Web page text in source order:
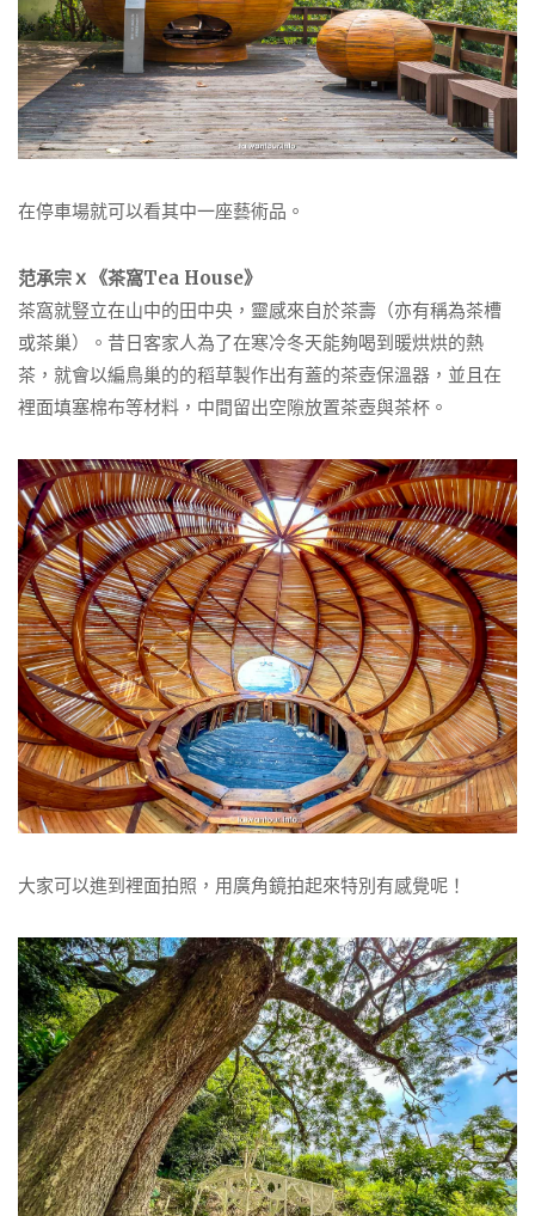
在停車場就可以看其中一座藝術品。
范承宗ｘ《茶窩Tea House》
茶窩就豎立在山中的田中央，靈感來自於茶壽（亦有稱為茶槽
或茶巢）。昔日客家人為了在寒冷冬天能夠喝到暖烘烘的熱
茶，就會以編鳥巢的的稻草製作出有蓋的茶壺保溫器，並且在
裡面填塞棉布等材料，中間留出空隙放置茶壺與茶杯。
大家可以進到裡面拍照，用廣角鏡拍起來特別有感覺呢！